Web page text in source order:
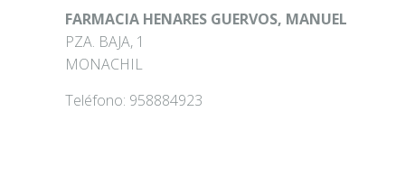
FARMACIA HENARES GUERVOS, MANUEL
PZA. BAJA, 1
MONACHIL
Teléfono: 958884923